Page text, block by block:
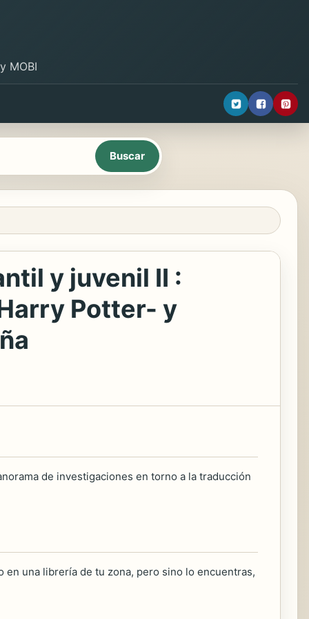
MOBI
y juvenil II :
Potter- y
de investigaciones en torno a la traducción
una librería de tu zona, pero sino lo encuentras,